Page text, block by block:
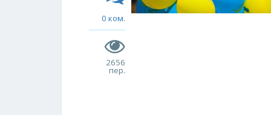
0 ком.
2656
пер.